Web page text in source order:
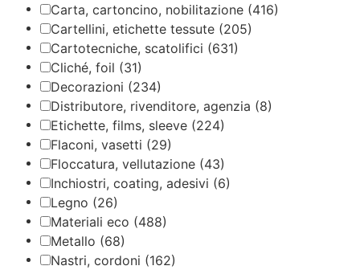
Carta, cartoncino, nobilitazione (416)
Cartellini, etichette tessute (205)
Cartotecniche, scatolifici (631)
Cliché, foil (31)
Decorazioni (234)
Distributore, rivenditore, agenzia (8)
Etichette, films, sleeve (224)
Flaconi, vasetti (29)
Floccatura, vellutazione (43)
Inchiostri, coating, adesivi (6)
Legno (26)
Materiali eco (488)
Metallo (68)
Nastri, cordoni (162)